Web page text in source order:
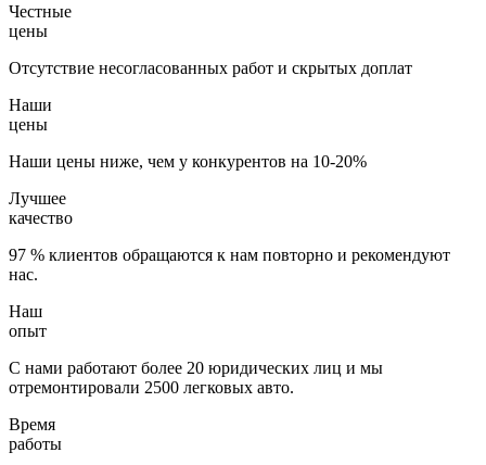
Честные
цены
Отсутствие несогласованных работ и скрытых доплат
Наши
цены
Наши цены ниже, чем у конкурентов на 10-20%
Лучшее
качество
97 % клиентов обращаются к нам повторно и рекомендуют
нас.
Наш
опыт
С нами работают более 20 юридических лиц и мы
отремонтировали 2500 легковых авто.
Время
работы